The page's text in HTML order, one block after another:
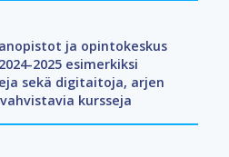
ja opintokeskus
2025 esimerkiksi
sekä digitaitoja, arjen
kursseja